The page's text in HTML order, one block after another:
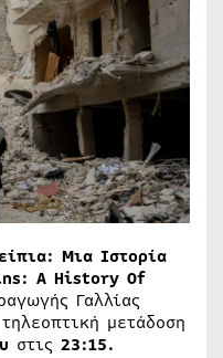
Μια Ιστορία
: A History Οf
Γαλλίας
μετάδοση
στις 23:15.